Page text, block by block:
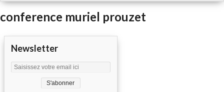
conference muriel prouzet
Newsletter